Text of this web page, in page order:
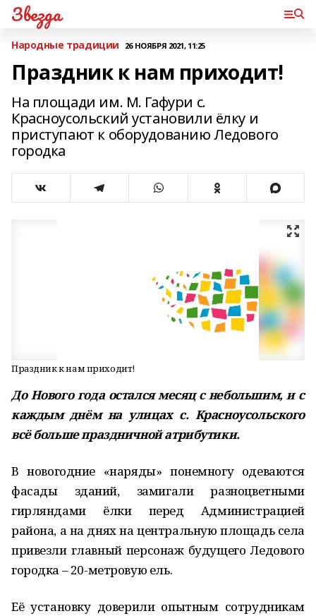
Звезда
Народные традиции 26 НОЯБРЯ 2021, 11:25
Праздник к нам приходит!
На площади им. М. Гафури с.
Красноусольский установили ёлку и
приступают к оборудованию Ледового
городка
Праздник к нам приходит!
До Нового года остался месяц с небольшим, и с
каждым днём на улицах с. Красноусольского
всё больше праздничной атрибутики.
В новогодние «наряды» понемногу одеваются
фасады зданий, замигали разноцветными
гирляндами ёлки перед Администрацией
района, а на днях на центральную площадь села
привезли главный персонаж будущего Ледового
городка – 20-метровую ель.
Её установку доверили опытным сотрудникам